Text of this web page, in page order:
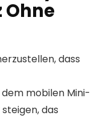
Ohne
dass
mobilen Mini-
das